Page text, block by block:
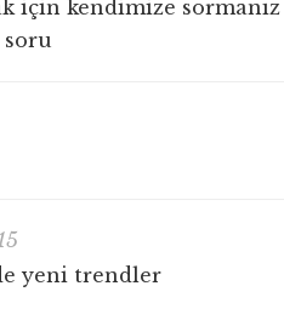
için kendimize sormanız
soru
yeni trendler